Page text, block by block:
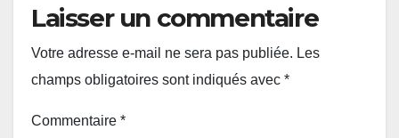
Laisser un commentaire
Votre adresse e-mail ne sera pas publiée. Les
champs obligatoires sont indiqués avec *
Commentaire *